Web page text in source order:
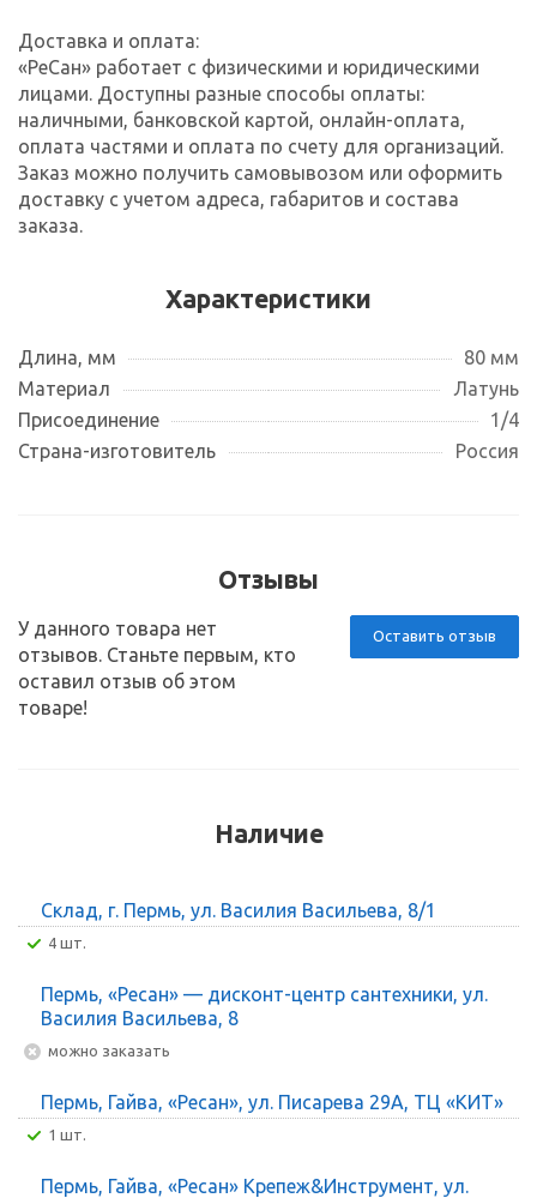
Доставка и оплата:
«РеСан» работает с физическими и юридическими
лицами. Доступны разные способы оплаты:
наличными, банковской картой, онлайн-оплата,
оплата частями и оплата по счету для организаций.
Заказ можно получить самовывозом или оформить
доставку с учетом адреса, габаритов и состава
заказа.
Характеристики
Длина, мм
80 мм
Материал
Латунь
Присоединение
1/4
Страна-изготовитель
Россия
Отзывы
Оставить отзыв
У данного товара нет
отзывов. Станьте первым, кто
оставил отзыв об этом
товаре!
Наличие
Склад, г. Пермь, ул. Василия Васильева, 8/1
4 шт.
Пермь, «Ресан» — дисконт-центр сантехники, ул.
Василия Васильева, 8
Можно заказать
Пермь, Гайва, «Ресан», ул. Писарева 29А, ТЦ «КИТ»
1 шт.
Пермь, Гайва, «Ресан» Крепеж&Инструмент, ул.